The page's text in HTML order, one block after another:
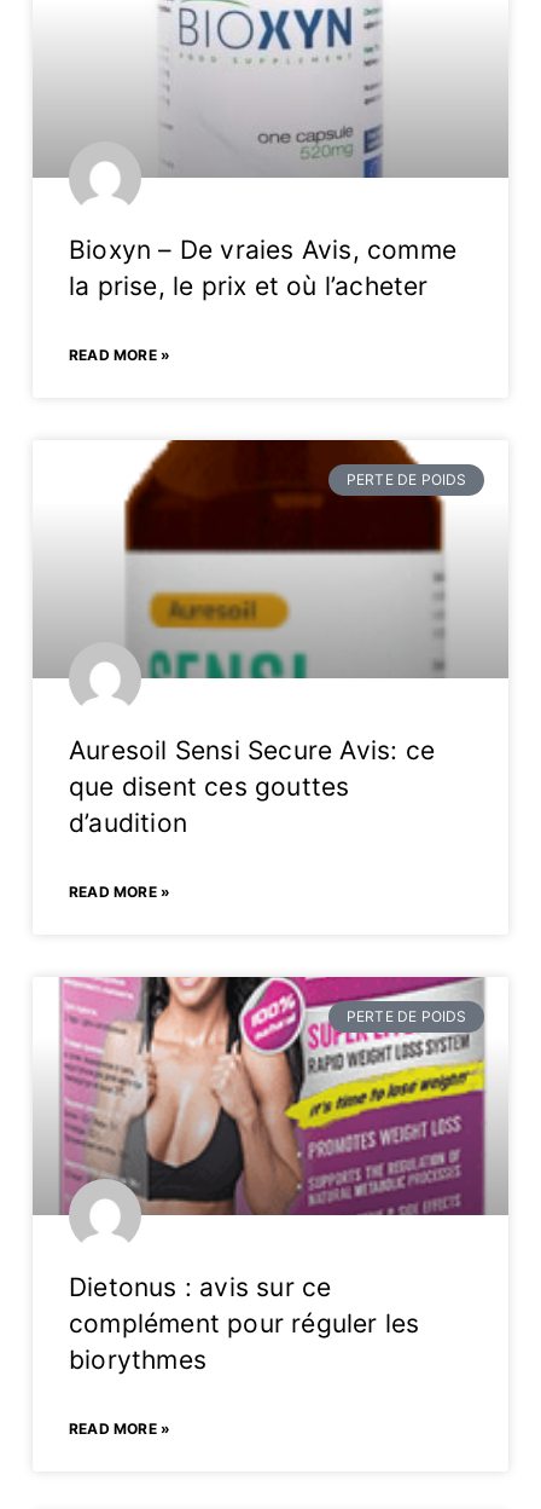
Bioxyn – De vraies Avis, comme
la prise, le prix et où l’acheter
READ MORE »
PERTE DE POIDS
Auresoil Sensi Secure Avis: ce
que disent ces gouttes
d’audition
READ MORE »
PERTE DE POIDS
Dietonus : avis sur ce
complément pour réguler les
biorythmes
READ MORE »